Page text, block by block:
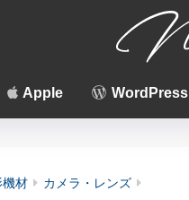
Apple WordPress
材 カメラ・レンズ